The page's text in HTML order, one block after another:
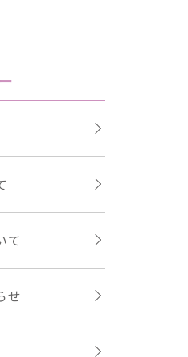
て
せ